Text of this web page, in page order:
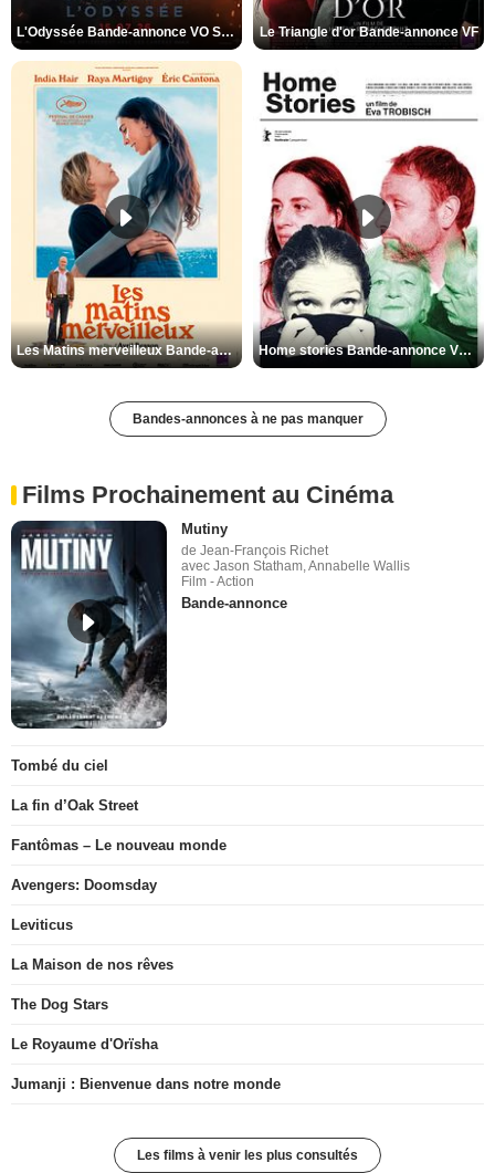
L'Odyssée Bande-annonce VO STFR Le Triangle d'or Bande-annonce VF
Les Matins merveilleux Bande-annonce VF Home stories Bande-annonce VO STFR
Bandes-annonces à ne pas manquer
Films Prochainement au Cinéma
Mutiny
de Jean-François Richet
avec Jason Statham, Annabelle Wallis
Film - Action
Bande-annonce
Tombé du ciel
La fin d’Oak Street
Fantômas – Le nouveau monde
Avengers: Doomsday
Leviticus
La Maison de nos rêves
The Dog Stars
Le Royaume d'Orïsha
Jumanji : Bienvenue dans notre monde
Les films à venir les plus consultés